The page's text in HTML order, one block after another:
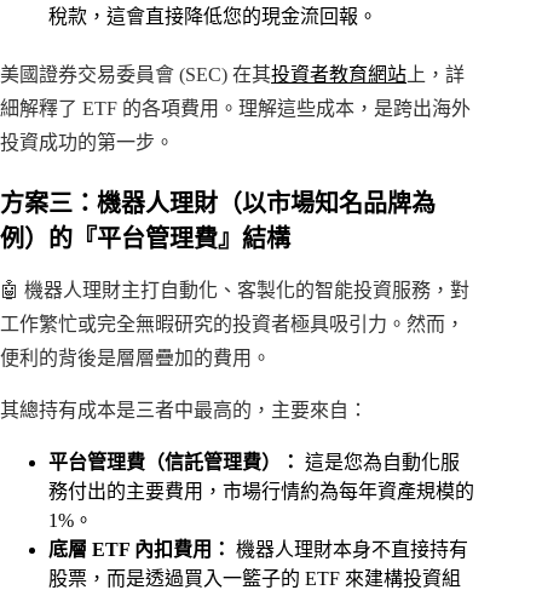
稅款，這會直接降低您的現金流回報。
美國證券交易委員會 (SEC) 在其投資者教育網站 上，詳
細解釋了 ETF 的各項費用。理解這些成本，是跨出海外
投資成功的第一步。
方案三：機器人理財（以市場知名品牌為
例）的『平台管理費』結構
🤖 機器人理財主打自動化、客製化的智能投資服務，對
工作繁忙或完全無暇研究的投資者極具吸引力。然而，
便利的背後是層層疊加的費用。
其總持有成本是三者中最高的，主要來自：
平台管理費（信託管理費）： 這是您為自動化服
務付出的主要費用，市場行情約為每年資產規模的
1%。
底層 ETF 內扣費用： 機器人理財本身不直接持有
股票，而是透過買入一籃子的 ETF 來建構投資組